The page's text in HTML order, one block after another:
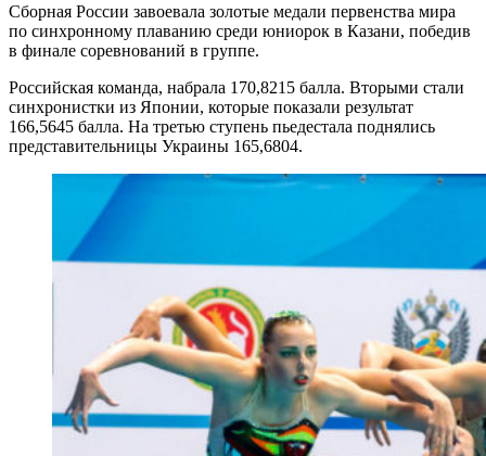
Сборная России завоевала золотые медали первенства мира
по синхронному плаванию среди юниорок в Казани, победив
в финале соревнований в группе.
Российская команда, набрала 170,8215 балла. Вторыми стали
синхронистки из Японии, которые показали результат
166,5645 балла. На третью ступень пьедестала поднялись
представительницы Украины 165,6804.